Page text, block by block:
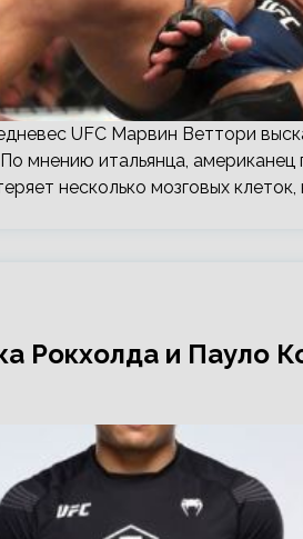
UFC Марвин Веттори
мнению итальянца,
несколько мозговых
Рокхолда и Пауло